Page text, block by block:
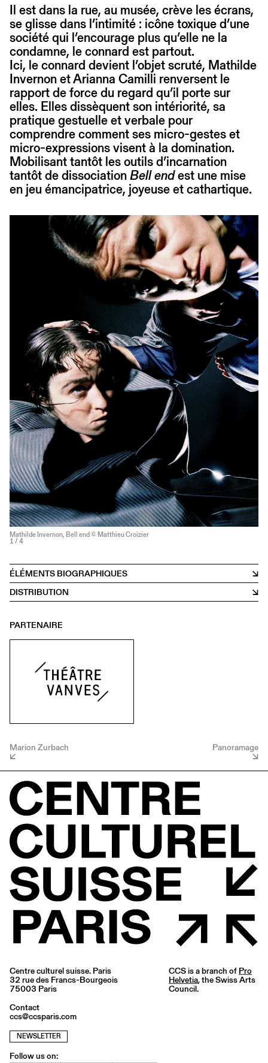
Il est dans la rue, au musée, crève les écrans,
se glisse dans l’intimité : icône toxique d’une
société qui l’encourage plus qu’elle ne la
condamne, le connard est partout.
Ici, le connard devient l’objet scruté, Mathilde
Invernon et Arianna Camilli renversent le
rapport de force du regard qu’il porte sur
elles. Elles dissèquent son intériorité, sa
pratique gestuelle et verbale pour
comprendre comment ses micro-gestes et
micro-expressions visent à la domination.
Mobilisant tantôt les outils d’incarnation
tantôt de dissociationBell endest une mise
en jeu émancipatrice, joyeuse et cathartique.
Mathilde Invernon, Bell end © Matthieu Croizier
1 / 4
ÉLÉMENTS BIOGRAPHIQUES
DISTRIBUTION
PARTENAIRE
Marion Zurbach Panoramage
Centre culturel suisse. Paris
32 rue des Francs-Bourgeois
75003 Paris
Contact
ccs@ccsparis.com
NEWSLETTER
Follow us on:
CCS is a branch of Pro
Helvetia, the Swiss Arts
Council.